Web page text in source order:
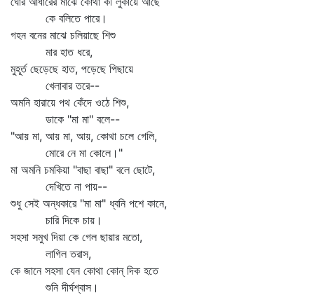
কে বলিতে পারে।
গহন বনের মাঝে চলিয়াছে শিশু
মার হাত ধরে,
মুহূর্ত ছেড়েছে হাত, পড়েছে পিছায়ে
খেলাবার তরে--
অমনি হারায়ে পথ কেঁদে ওঠে শিশু,
ডাকে "মা মা" বলে--
"আয় মা, আয় মা, আয়, কোথা চলে গেলি,
মোরে নে মা কোলে।"
মা অমনি চমকিয়া "বাছা বাছা" বলে ছোটে,
দেখিতে না পায়--
শুধু সেই অন্ধকারে "মা মা" ধ্বনি পশে কানে,
চারি দিকে চায়।
সহসা সমুখ দিয়া কে গেল ছায়ার মতো,
লাগিল তরাস,
কে জানে সহসা যেন কোথা কোন্‌ দিক হতে
শুনি দীর্ঘশ্বাস।